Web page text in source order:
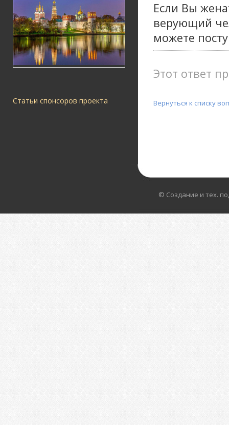
Статьи спонсоров проекта
Если Вы
верующий
можете
Этот ответ
Вернуться к списку
© Создание и тех.